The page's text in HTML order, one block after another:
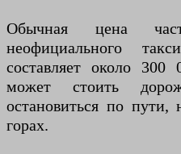
Обычная цена
неофициального
составляет около
может стоить
остановиться по
горах.